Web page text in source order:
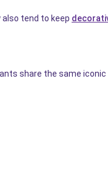
tend to keep
share the same